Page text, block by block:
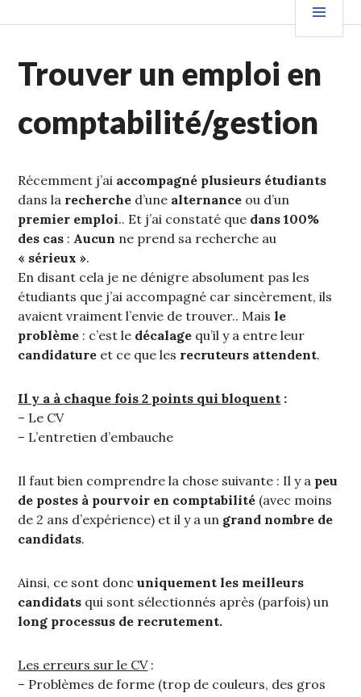
au
principal
Trouver un emploi en
comptabilité/gestion
Récemment j’ai accompagné plusieurs étudiants
dans la recherche d’une alternance ou d’un
premier emploi.. Et j’ai constaté que dans 100%
des cas : Aucun ne prend sa recherche au
« sérieux ».
En disant cela je ne dénigre absolument pas les
étudiants que j’ai accompagné car sincèrement, ils
avaient vraiment l’envie de trouver.. Maisle
problème : c’est le décalage qu’il y a entre leur
candidature et ce que les recruteurs attendent.
Il y a à chaque fois 2 points qui bloquent :
– Le CV
– L’entretien d’embauche
Il faut bien comprendre la chose suivante : Il y a peu
de postes à pourvoir en comptabilité (avec moins
de 2 ans d’expérience) et il y a un grand nombre de
candidats.
Ainsi, ce sont doncuniquement les meilleurs
candidats qui sont sélectionnés après (parfois) un
long processus de recrutement.
Les erreurs sur le CV:
– Problèmes de forme (trop de couleurs, des gros